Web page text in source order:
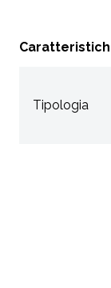
Tipologia